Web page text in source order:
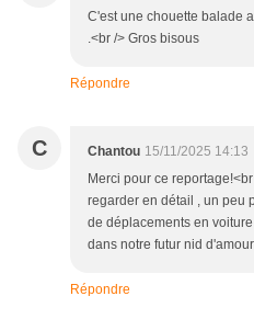
C'est une chouette balade
.<br /> Gros bisous
Répondre
C Chantou 15/11/2025 14:13
Merci pour ce
regarder en détail , un peu
de déplacements en
dans notre futur nid
Répondre